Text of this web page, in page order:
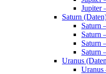
Jupiter
Saturn
Saturn
Saturn
Saturn
Saturn
Uranus
Uranus